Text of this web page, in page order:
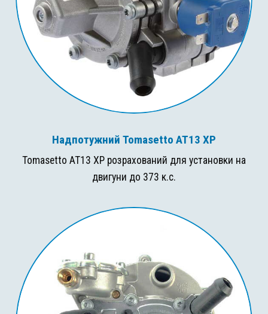
Надпотужний Tomasetto AT13 XP
Tomasetto AT13 XP розрахований для установки на
двигуни до 373 к.с.